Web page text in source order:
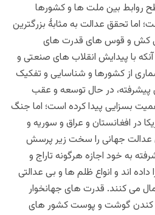
بین ملت ها و کشورها
اما تحقق عدالت به مثابۀ بزرگترین
کش و قوس های قدرت های
با پیدایش انقلاب های صنعتی و
از کشورها و شناسایی و تفکیک
در حال توسعه و عقب
بسزایی پیدا کرده است؛ اما جنگ
در افغانستان و عراق و سوریه و
عدالت جهانی را سخت زیر پرسش
به خود اجازه هرگونه تاراج و
اند و انواع ظلم ها و بی عدالتی
می کنند. قدرت های جهانخوار
کندن گوشت و پوست کشور های